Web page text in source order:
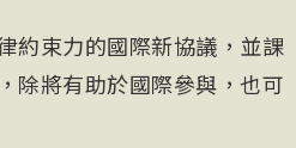
約束力的國際新協議，並課
除將有助於國際參與，也可